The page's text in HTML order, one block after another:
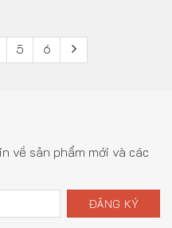
5 6
về sản phẩm mới và các